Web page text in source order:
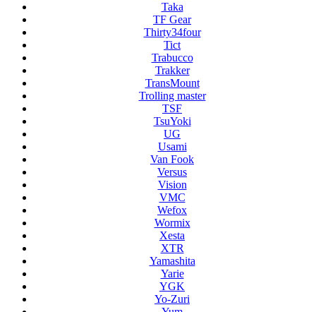
Taka
TF Gear
Thirty34four
Tict
Trabucco
Trakker
TransMount
Trolling master
TSF
TsuYoki
UG
Usami
Van Fook
Versus
Vision
VMC
Wefox
Wormix
Xesta
XTR
Yamashita
Yarie
YGK
Yo-Zuri